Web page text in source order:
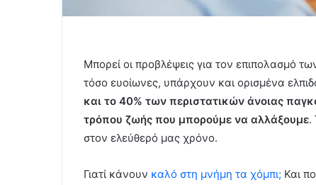
Μπορεί οι προβλέψεις για τον επιπολασμό
τόσο ευοίωνες, υπάρχουν και ορισμένα
και το 40% των περιστατικών άνοιας
τρόπου ζωής που μπορούμε να αλλάξουμε.
στον ελεύθερό μας χρόνο.
Γιατί κάνουν καλό στη μνήμη τα χόμπι; Και